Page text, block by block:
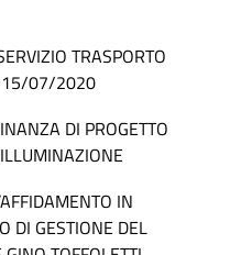
TRASPORTO
15/07/2020
DI PROGETTO
IN
DI GESTIONE DEL